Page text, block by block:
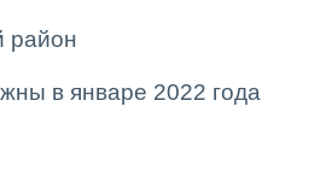
район
в январе 2022 года